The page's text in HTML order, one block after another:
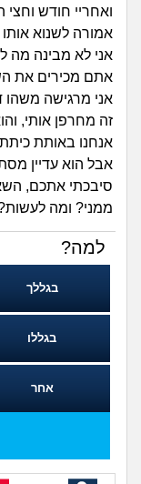
ואחריי חודש
אמורה לשנוא
אני לא מבינה מה
אני מרגישה משהו
זה מחרפן אותי,
אנחנו באותת
אבל הוא עדיין
סיבכתי אתכם,
ממני? ומה
למה?
בגללך
בגללו
אחר